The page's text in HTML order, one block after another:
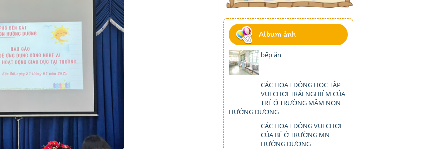
Album ảnh
bếp ăn
CÁC HOẠT ĐỘNG HỌC TẬP
VUI CHƠI TRẢI NGHIỆM CỦA
TRẺ Ở TRƯỜNG MẦM NON
HƯỚNG DƯƠNG
CÁC HOẠT ĐỘNG VUI CHƠI
CỦA BÉ Ở TRƯỜNG MN
HƯỚNG DƯƠNG